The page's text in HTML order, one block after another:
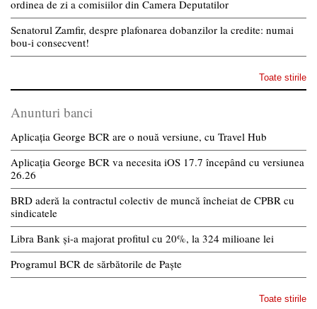
ordinea de zi a comisiilor din Camera Deputatilor
Senatorul Zamfir, despre plafonarea dobanzilor la credite: numai
bou-i consecvent!
Toate stirile
Anunturi banci
Aplicația George BCR are o nouă versiune, cu Travel Hub
Aplicația George BCR va necesita iOS 17.7 începând cu versiunea
26.26
BRD aderă la contractul colectiv de muncă încheiat de CPBR cu
sindicatele
Libra Bank și-a majorat profitul cu 20%, la 324 milioane lei
Programul BCR de sărbătorile de Paște
Toate stirile